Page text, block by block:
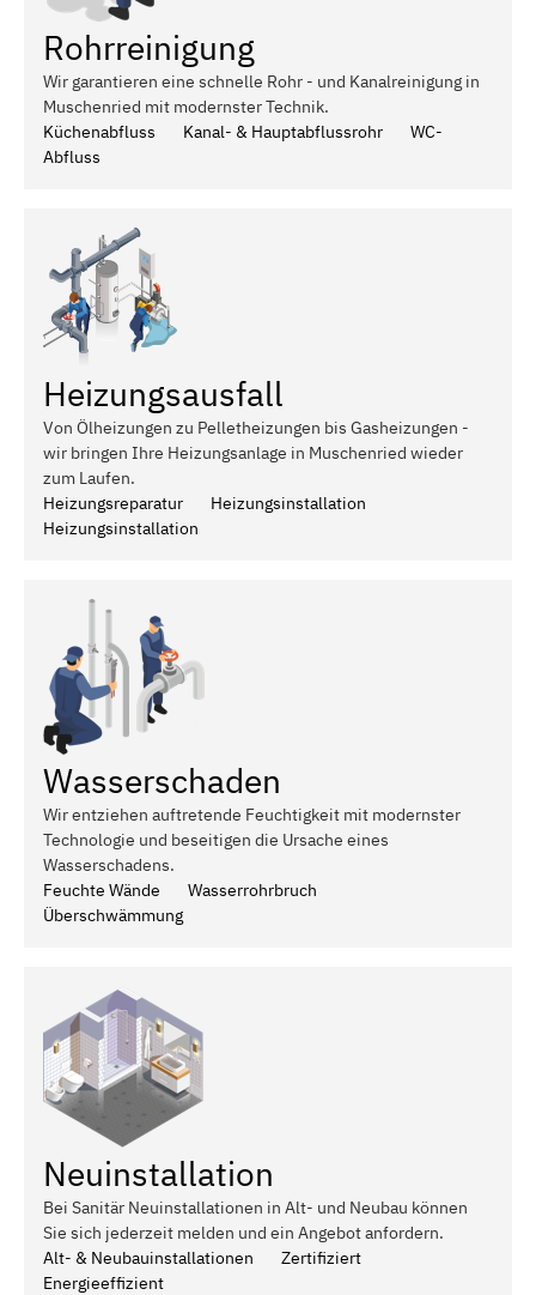
Rohrreinigung
Wir garantieren eine schnelle Rohr - und Kanalreinigung in
Muschenried mit modernster Technik.
Küchenabfluss
Kanal- & Hauptabflussrohr
WC-
Abfluss
Heizungsausfall
Von Ölheizungen zu Pelletheizungen bis Gasheizungen -
wir bringen Ihre Heizungsanlage in Muschenried wieder
zum Laufen.
Heizungsreparatur
Heizungsinstallation
Heizungsinstallation
Wasserschaden
Wir entziehen auftretende Feuchtigkeit mit modernster
Technologie und beseitigen die Ursache eines
Wasserschadens.
Feuchte Wände
Wasserrohrbruch
Überschwämmung
Neuinstallation
Bei Sanitär Neuinstallationen in Alt- und Neubau können
Sie sich jederzeit melden und ein Angebot anfordern.
Alt- & Neubauinstallationen
Zertifiziert
Energieeffizient